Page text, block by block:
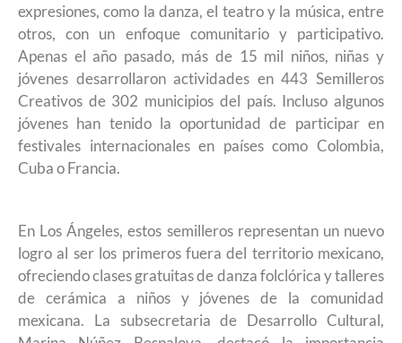
expresiones, como la danza, el teatro y la música, entre
otros, con un enfoque comunitario y participativo.
Apenas el año pasado, más de 15 mil niños, niñas y
jóvenes desarrollaron actividades en 443 Semilleros
Creativos de 302 municipios del país. Incluso algunos
jóvenes han tenido la oportunidad de participar en
festivales internacionales en países como Colombia,
Cuba o Francia.
En Los Ángeles, estos semilleros representan un nuevo
logro al ser los primeros fuera del territorio mexicano,
ofreciendo clases gratuitas de danza folclórica y talleres
de cerámica a niños y jóvenes de la comunidad
mexicana. La subsecretaria de Desarrollo Cultural,